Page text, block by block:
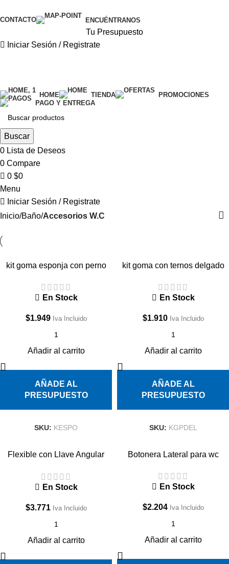
CONTACTO ENCUÉNTRANOS
Tu Presupuesto
Iniciar Sesión / Registrate
HOME TIENDA
PROMOCIONES
PAGO Y ENTREGA
Buscar
0 Lista de Deseos
0 Compare
0 $0
Menu
Iniciar Sesión / Registrate
Inicio Baño Accesorios W.C
kit goma esponja con perno
En Stock
$1.949 Iva Incluido
Añadir al carrito
AÑADE AL
PRESUPUESTO
SKU: KESPO
kit goma con ternos delgado
En Stock
$1.910 Iva Incluido
Añadir al carrito
AÑADE AL
PRESUPUESTO
SKU: KGPDEL
Flexible con Llave Angular
En Stock
$3.771 Iva Incluido
Añadir al carrito
Botonera Lateral para wc
En Stock
$2.204 Iva Incluido
Añadir al carrito